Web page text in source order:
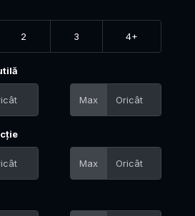
2 3 4+
Max
Max